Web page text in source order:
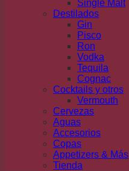
Single Malt
Destilados
Gin
Pisco
Ron
Vodka
Tequila
Cognac
Cocktails y otros
Vermouth
Cervezas
Aguas
Accesorios
Copas
Appetizers & Más
Tienda